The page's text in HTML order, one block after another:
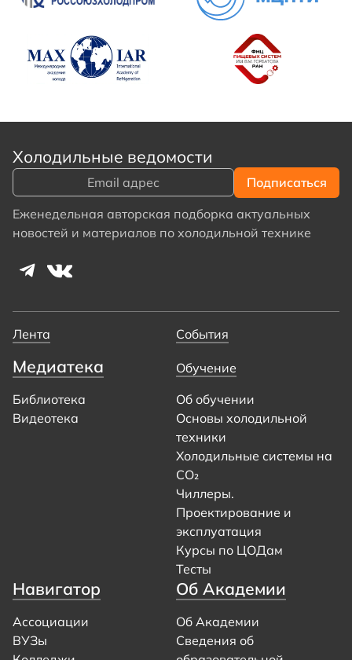
Холодильные ведомости
Еженедельная авторская подборка актуальных
новостей и материалов по холодильной технике
Лента События
Медиатека
Библиотека
Видеотека
Обучение
Об обучении
Основы холодильной
техники
Холодильные системы на
CO₂
Чиллеры.
Проектирование и
эксплуатация
Курсы по ЦОДам
Тесты
Навигатор
Ассоциации
ВУЗы
Об Академии
Об Академии
Сведения об